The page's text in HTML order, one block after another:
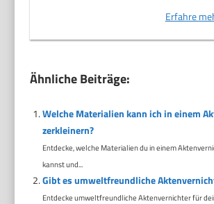
Erfahre
Ähnliche Beiträge:
Welche Materialien kann ich in einem
zerkleinern?
Entdecke, welche Materialien du in einem
kannst und...
Gibt es umweltfreundliche
Entdecke umweltfreundliche Aktenvernichter für